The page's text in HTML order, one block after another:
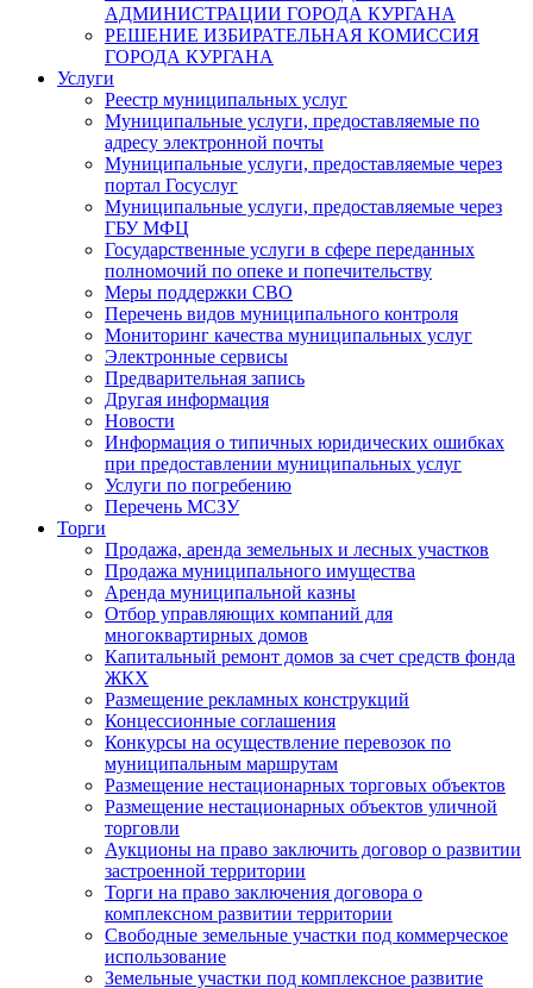
АДМИНИСТРАЦИИ ГОРОДА КУРГАНА
РЕШЕНИЕ ИЗБИРАТЕЛЬНАЯ КОМИССИЯ
ГОРОДА КУРГАНА
Услуги
Реестр муниципальных услуг
Муниципальные услуги, предоставляемые по
адресу электронной почты
Муниципальные услуги, предоставляемые через
портал Госуслуг
Муниципальные услуги, предоставляемые через
ГБУ МФЦ
Государственные услуги в сфере переданных
полномочий по опеке и попечительству
Меры поддержки СВО
Перечень видов муниципального контроля
Мониторинг качества муниципальных услуг
Электронные сервисы
Предварительная запись
Другая информация
Новости
Информация о типичных юридических ошибках
при предоставлении муниципальных услуг
Услуги по погребению
Перечень МСЗУ
Торги
Продажа, аренда земельных и лесных участков
Продажа муниципального имущества
Аренда муниципальной казны
Отбор управляющих компаний для
многоквартирных домов
Капитальный ремонт домов за счет средств фонда
ЖКХ
Размещение рекламных конструкций
Концессионные соглашения
Конкурсы на осуществление перевозок по
муниципальным маршрутам
Размещение нестационарных торговых объектов
Размещение нестационарных объектов уличной
торговли
Аукционы на право заключить договор о развитии
застроенной территории
Торги на право заключения договора о
комплексном развитии территории
Свободные земельные участки под коммерческое
использование
Земельные участки под комплексное развитие